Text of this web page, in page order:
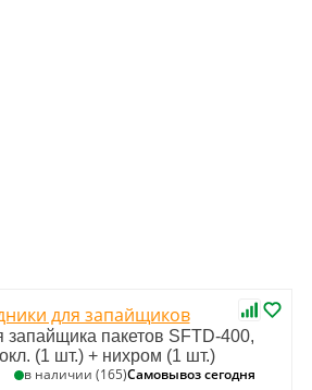
запайщика пакетов SFTD-400,
(1 шт.) + нихром (1 шт.)
в наличии (165)Самовывоз сегодня